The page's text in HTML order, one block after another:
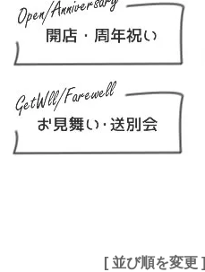
[ 並び順を変更 ]